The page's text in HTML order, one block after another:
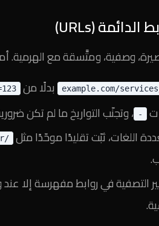
وصفية، ومتَّسقة مع الهرمية.
example.com/ بدلًا من
- ، وتجنّب التواريخ ما لم تكن
اللغات، ثبّت تقليدًا موحّدًا مثل
/ar/